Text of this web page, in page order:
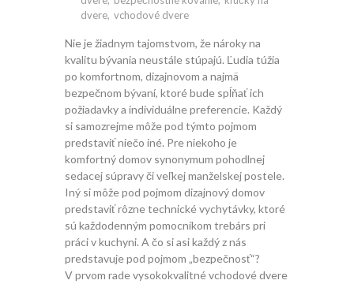
domov?
dvere, vchodové dvere
Nie je žiadnym tajomstvom, že nároky na
kvalitu bývania neustále stúpajú. Ľudia túžia
po komfortnom, dizajnovom a najmä
bezpečnom bývaní, ktoré bude spĺňať ich
požiadavky a individuálne preferencie. Každý
si samozrejme môže pod týmto pojmom
predstaviť niečo iné. Pre niekoho je
komfortný domov synonymum pohodlnej
sedacej súpravy či veľkej manželskej postele.
Iný si môže pod pojmom dizajnový domov
predstaviť rôzne technické vychytávky, ktoré
sú každodenným pomocníkom trebárs pri
práci v kuchyni. A čo si asi každý z nás
predstavuje pod pojmom „bezpečnosť“?
V prvom rade vysokokvalitné vchodové dvere